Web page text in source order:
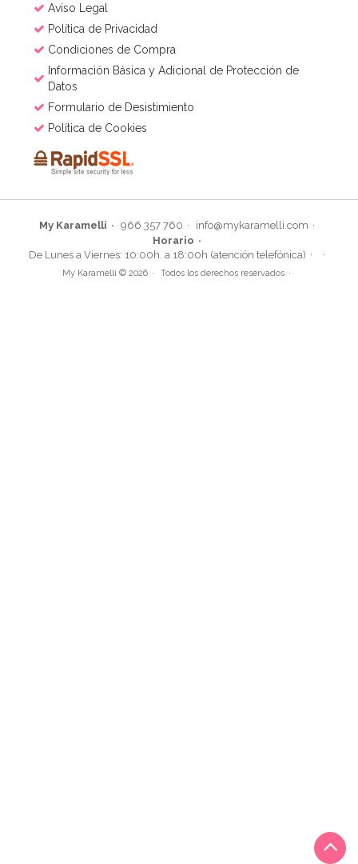
Aviso Legal
Política de Privacidad
Condiciones de Compra
Información Básica y Adicional de Protección de
Datos
Formulario de Desistimiento
Política de Cookies
My Karamelli 966 357 760
info@mykaramelli.com
Horario
De Lunes a Viernes: 10:00h. a 18:00h (atención telefónica)
My Karamelli © 2026 Todos los derechos reservados